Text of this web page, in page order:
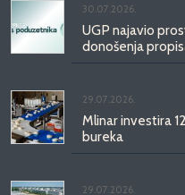
30.07.2026.
UGP najavio
donošenja
29.07.2026.
Mlinar investira
bureka
29.07.2026.